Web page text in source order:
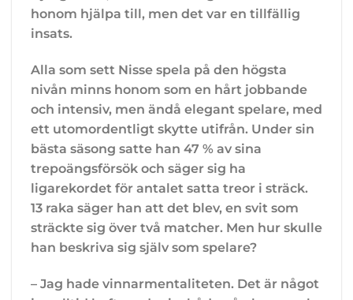
honom hjälpa till, men det var en tillfällig
insats.
Alla som sett Nisse spela på den högsta
nivån minns honom som en hårt jobbande
och intensiv, men ändå elegant spelare, med
ett utomordentligt skytte utifrån. Under sin
bästa säsong satte han 47 % av sina
trepoängsförsök och säger sig ha
ligarekordet för antalet satta treor i sträck.
13 raka säger han att det blev, en svit som
sträckte sig över två matcher. Men hur skulle
han beskriva sig själv som spelare?
– Jag hade vinnarmentaliteten. Det är något